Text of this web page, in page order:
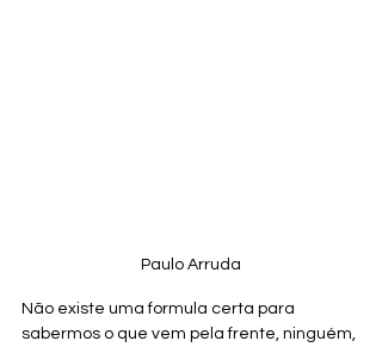
Paulo Arruda
Não existe uma formula certa para
sabermos o que vem pela frente, ninguém,